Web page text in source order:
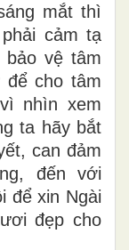
mắt thì
cảm tạ
vệ tâm
để cho tâm
nhìn xem
ta hãy bắt
can đảm
đến với
để xin Ngài
đẹp cho